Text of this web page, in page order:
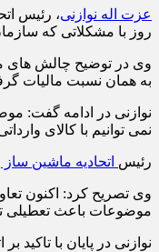
عزت اله نوازنی، رئیس
روز با مشکلاتی که
وی در توضیح چالش های
به همان نسبت مالیات
نوازنی در ادامه گفت:
نمی توانیم با کالای
رئیس اتحادیه ماشین
وی تصریح کرد: اکنون
موضوعات باعث تعطیلی
نوازنی در پایان با